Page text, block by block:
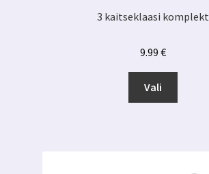
3 kaitseklaasi komplekt
9.99 €
Vali